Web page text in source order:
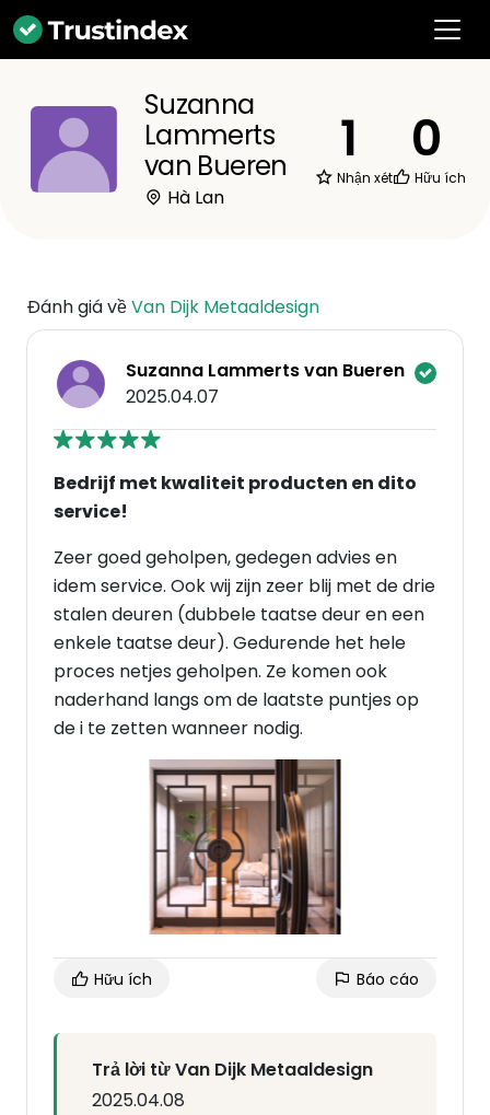
Suzanna
Lammerts
van Bueren
Hà Lan
1
Nhận xét
0
Hữu ích
Đánh giá vềVan Dijk Metaaldesign
Suzanna Lammerts van Bueren
2025.04.07
Bedrijf met kwaliteit producten en dito
service!
Zeer goed geholpen, gedegen advies en
idem service. Ook wij zijn zeer blij met de drie
stalen deuren (dubbele taatse deur en een
enkele taatse deur). Gedurende het hele
proces netjes geholpen. Ze komen ook
naderhand langs om de laatste puntjes op
de i te zetten wanneer nodig.
Hữu ích Báo cáo
Trả lời từ Van Dijk Metaaldesign
2025.04.08